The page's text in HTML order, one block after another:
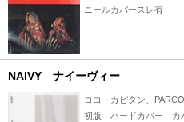
ニールカバースレ有
NAIVY ナイーヴィー
ココ・カピタン、
初版 ハードカバー